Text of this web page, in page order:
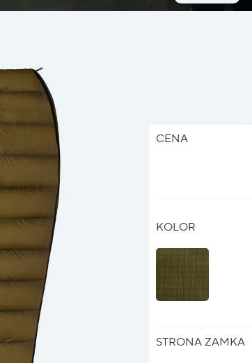
CENA
KOLOR
STRONA ZAMKA